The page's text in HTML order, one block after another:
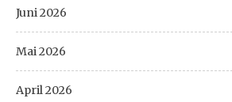
Juni 2026
Mai 2026
April 2026